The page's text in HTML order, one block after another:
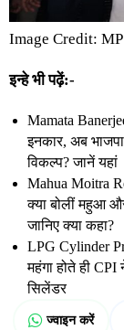
Image Credit: MP
इन्हे भी पढ़ें:-
Mamata
इनकार, अब
विकल्प? जानें यहां
Mahua Moitra
क्या बोलीं महुआ
जानिए क्या कहा?
LPG Cylinder
महंगा होते ही
सिलेंडर
ज्वाइन करें